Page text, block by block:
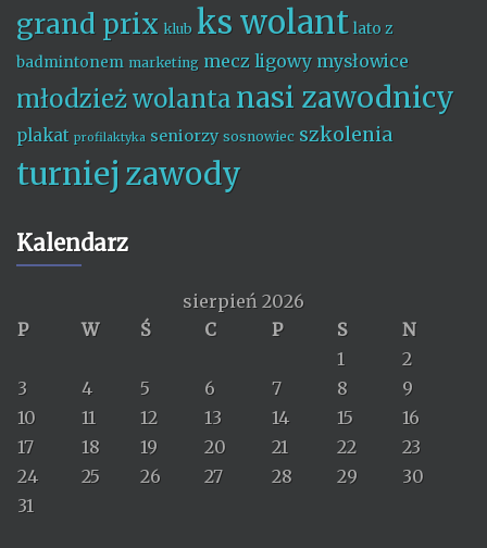
grand prix klub ks wolant lato z
badmintonem marketing mecz ligowy mysłowice
młodzież wolanta nasi zawodnicy
plakat profilaktyka seniorzy sosnowiec szkolenia
turniej zawody
Kalendarz
sierpień 2026
P
W Ś C P S
N
1
2
3
4 5 6 7 8
9
10
11 12 13 14 15
16
17
18 19 20 21 22
23
24
25 26 27 28 29
30
31